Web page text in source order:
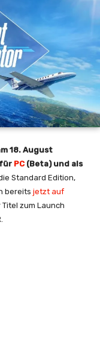
18. August
PC (Beta) und als
Standard Edition,
bereits jetzt auf
zum Launch